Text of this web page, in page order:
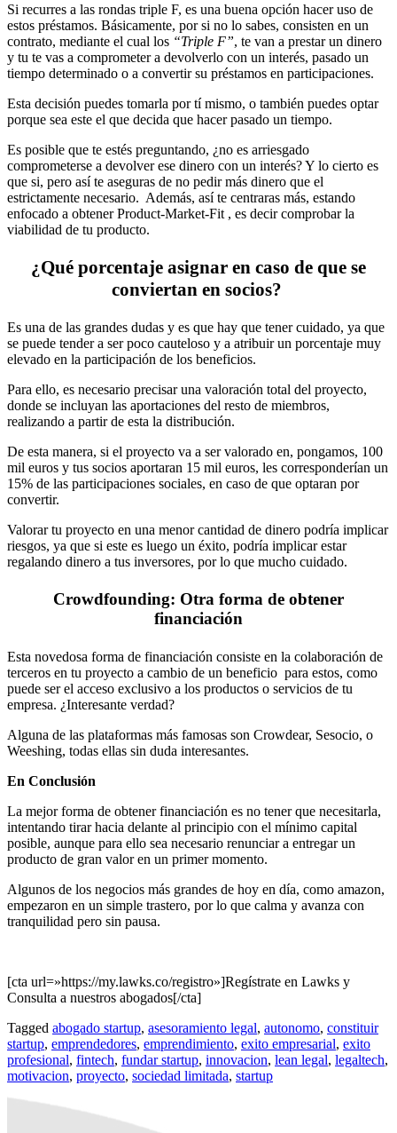
Si recurres a las rondas triple F, es una buena opción hacer uso de
estos préstamos. Básicamente, por si no lo sabes, consisten en un
contrato, mediante el cual los “Triple F”, te van a prestar un dinero
y tu te vas a comprometer a devolverlo con un interés, pasado un
tiempo determinado o a convertir su préstamos en participaciones.
Esta decisión puedes tomarla por tí mismo, o también puedes optar
porque sea este el que decida que hacer pasado un tiempo.
Es posible que te estés preguntando, ¿no es arriesgado
comprometerse a devolver ese dinero con un interés? Y lo cierto es
que si, pero así te aseguras de no pedir más dinero que el
estrictamente necesario. Además, así te centraras más, estando
enfocado a obtener Product-Market-Fit , es decir comprobar la
viabilidad de tu producto.
¿Qué porcentaje asignar en caso de que se
conviertan en socios?
Es una de las grandes dudas y es que hay que tener cuidado, ya que
se puede tender a ser poco cauteloso y a atribuir un porcentaje muy
elevado en la participación de los beneficios.
Para ello, es necesario precisar una valoración total del proyecto,
donde se incluyan las aportaciones del resto de miembros,
realizando a partir de esta la distribución.
De esta manera, si el proyecto va a ser valorado en, pongamos, 100
mil euros y tus socios aportaran 15 mil euros, les corresponderían un
15% de las participaciones sociales, en caso de que optaran por
convertir.
Valorar tu proyecto en una menor cantidad de dinero podría implicar
riesgos, ya que si este es luego un éxito, podría implicar estar
regalando dinero a tus inversores, por lo que mucho cuidado.
Crowdfounding: Otra forma de obtener
financiación
Esta novedosa forma de financiación consiste en la colaboración de
terceros en tu proyecto a cambio de un beneficio para estos, como
puede ser el acceso exclusivo a los productos o servicios de tu
empresa. ¿Interesante verdad?
Alguna de las plataformas más famosas son Crowdear, Sesocio, o
Weeshing, todas ellas sin duda interesantes.
En Conclusión
La mejor forma de obtener financiación es no tener que necesitarla,
intentando tirar hacia delante al principio con el mínimo capital
posible, aunque para ello sea necesario renunciar a entregar un
producto de gran valor en un primer momento.
Algunos de los negocios más grandes de hoy en día, como amazon,
empezaron en un simple trastero, por lo que calma y avanza con
tranquilidad pero sin pausa.
[cta url=»https://my.lawks.co/registro»]Regístrate en Lawks y
Consulta a nuestros abogados[/cta]
Tagged abogado startup, asesoramiento legal, autonomo, constituir
startup, emprendedores, emprendimiento, exito empresarial, exito
profesional, fintech, fundar startup, innovacion, lean legal, legaltech,
motivacion, proyecto, sociedad limitada, startup